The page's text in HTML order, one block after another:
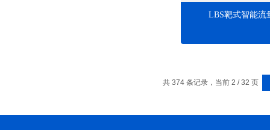
LBS靶式智能流
共 374 条记录，当前 2 / 32 页